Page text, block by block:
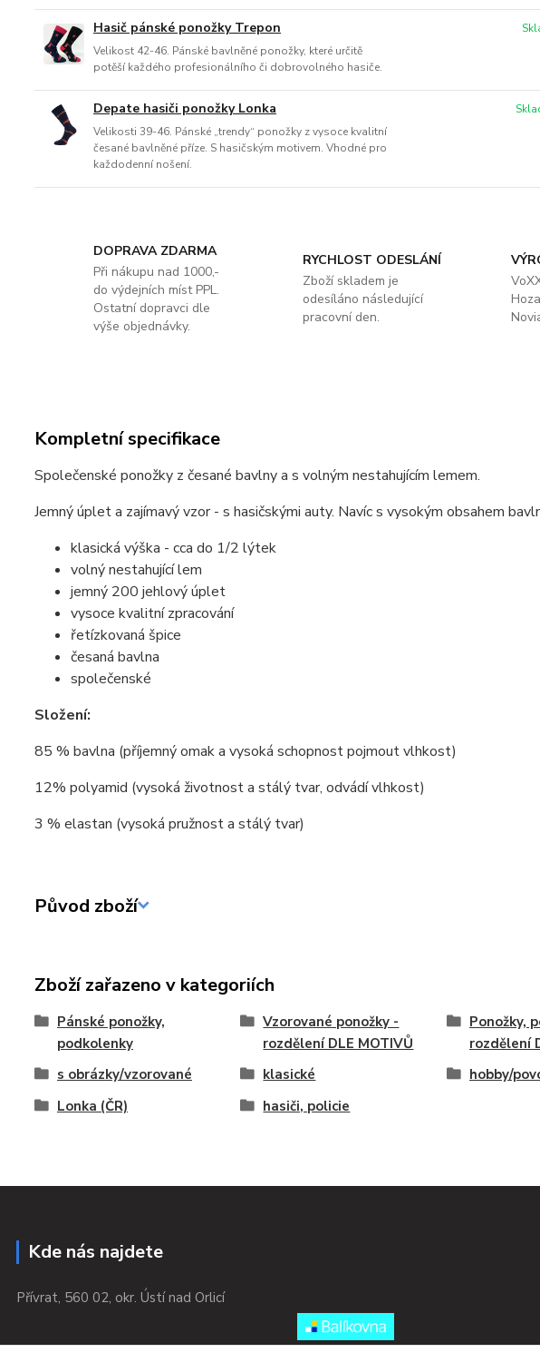
Hasič pánské ponožky Trepon
Velikost 42-46. Pánské bavlněné ponožky, které určitě
potěší každého profesionálního či dobrovolného hasiče.
Depate hasiči ponožky Lonka
Velikosti 39-46. Pánské „trendy“ ponožky z vysoce kvalitní
česané bavlněné příze. S hasičským motivem. Vhodné pro
každodenní nošení.
DOPRAVA ZDARMA
Při nákupu nad 1000,-
do výdejních míst PPL.
Ostatní dopravci dle
výše objednávky.
RYCHLOST ODESLÁNÍ
Zboží skladem je
odesíláno následující
pracovní den.
Kompletní specifikace
Společenské ponožky z česané bavlny a s volným nestahujícím lemem.
Jemný úplet a zajímavý vzor - s hasičskými auty. Navíc s vysokým obsahem
klasická výška - cca do 1/2 lýtek
volný nestahující lem
jemný 200 jehlový úplet
vysoce kvalitní zpracování
řetízkovaná špice
česaná bavlna
společenské
Složení:
85 % bavlna (příjemný omak a vysoká schopnost pojmout vlhkost)
12% polyamid (vysoká životnost a stálý tvar, odvádí vlhkost)
3 % elastan (vysoká pružnost a stálý tvar)
Původ zboží
Zboží zařazeno v kategoriích
Pánské ponožky,
podkolenky
Vzorované ponožky -
rozdělení DLE MOTIVŮ
Ponožky,
rozdělení
s obrázky/vzorované klasické hobby/
Lonka (ČR)
hasiči, policie
Kde nás najdete
Přívrat, 560 02, okr. Ústí nad Orlicí